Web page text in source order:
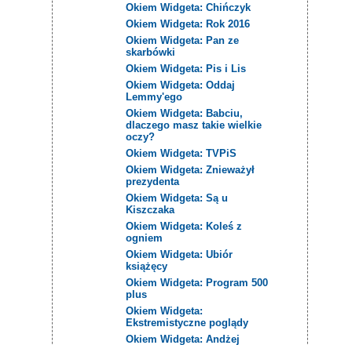
Okiem Widgeta: Chińczyk
Okiem Widgeta: Rok 2016
Okiem Widgeta: Pan ze
skarbówki
Okiem Widgeta: Pis i Lis
Okiem Widgeta: Oddaj
Lemmy'ego
Okiem Widgeta: Babciu,
dlaczego masz takie wielkie
oczy?
Okiem Widgeta: TVPiS
Okiem Widgeta: Znieważył
prezydenta
Okiem Widgeta: Są u
Kiszczaka
Okiem Widgeta: Koleś z
ogniem
Okiem Widgeta: Ubiór
książęcy
Okiem Widgeta: Program 500
plus
Okiem Widgeta:
Ekstremistyczne poglądy
Okiem Widgeta: Andżej